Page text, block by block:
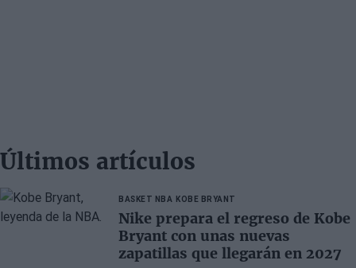
Últimos artículos
BASKET NBA KOBE BRYANT
Nike prepara el regreso de Kobe
Bryant con unas nuevas
zapatillas que llegarán en 2027